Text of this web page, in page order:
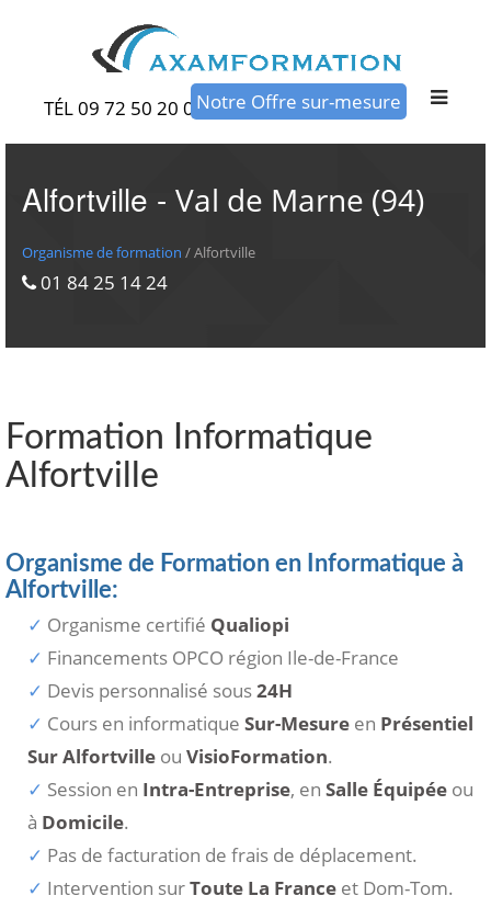
Notre Offre sur-mesure
TÉL 09 72 50 20 00
Alfortville - Val de Marne (94)
Organisme de formation / Alfortville
01 84 25 14 24
Formation Informatique
Alfortville
Organisme de Formation en Informatique à
Alfortville:
Organisme certifié Qualiopi
Financements OPCO région Ile-de-France
Devis personnalisé sous24H
Cours en informatique Sur-Mesure en Présentiel
Sur Alfortville ou VisioFormation.
Session en Intra-Entreprise, en Salle Équipée ou
à Domicile.
Pas de facturation de frais de déplacement.
Intervention surToute La France et Dom-Tom.